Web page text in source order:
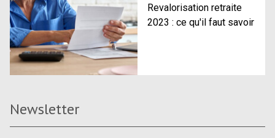
Revalorisation retraite
2023 : ce qu'il faut savoir
Newsletter